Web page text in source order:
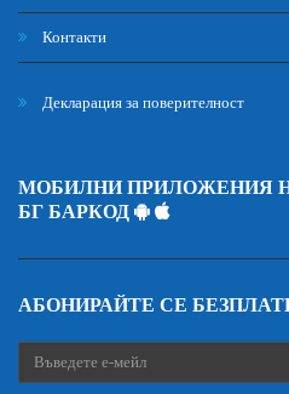
Контакти
Декларация за поверителност
МОБИЛНИ ПРИЛОЖЕНИЯ
БГ БАРКОД
АБОНИРАЙТЕ СЕ